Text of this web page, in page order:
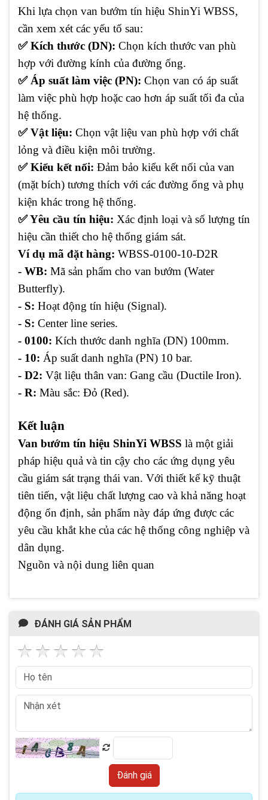
Khi lựa chọn van bướm tín hiệu ShinYi WBSS,
cần xem xét các yếu tố sau:
✅ Kích thước (DN): Chọn kích thước van phù
hợp với đường kính của đường ống.
✅ Áp suất làm việc (PN): Chọn van có áp suất
làm việc phù hợp hoặc cao hơn áp suất tối đa của
hệ thống.
✅ Vật liệu: Chọn vật liệu van phù hợp với chất
lỏng và điều kiện môi trường.
✅ Kiểu kết nối: Đảm bảo kiểu kết nối của van
(mặt bích) tương thích với các đường ống và phụ
kiện khác trong hệ thống.
✅ Yêu cầu tín hiệu: Xác định loại và số lượng tín
hiệu cần thiết cho hệ thống giám sát.
Ví dụ mã đặt hàng: WBSS-0100-10-D2R
- WB: Mã sản phẩm cho van bướm (Water
Butterfly).
- S: Hoạt động tín hiệu (Signal).
- S: Center line series.
- 0100: Kích thước danh nghĩa (DN) 100mm.
- 10: Áp suất danh nghĩa (PN) 10 bar.
- D2: Vật liệu thân van: Gang cầu (Ductile Iron).
- R: Màu sắc: Đỏ (Red).
Kết luận
Van bướm tín hiệu ShinYi WBSS là một giải
pháp hiệu quả và tin cậy cho các ứng dụng yêu
cầu giám sát trạng thái van. Với thiết kế kỹ thuật
tiên tiến, vật liệu chất lượng cao và khả năng hoạt
động ổn định, sản phẩm này đáp ứng được các
yêu cầu khắt khe của các hệ thống công nghiệp và
dân dụng.
Nguồn và nội dung liên quan
ĐÁNH GIÁ SẢN PHẨM